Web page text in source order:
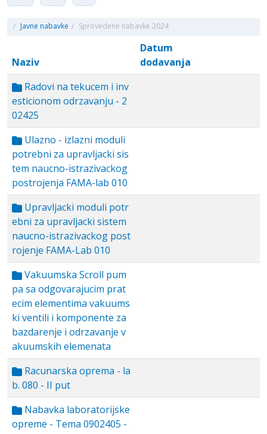
/ Javne nabavke / Sprovedene nabavke 2024
Naziv
Datum
dodavanja
Radovi na tekucem i inv
esticionom odrzavanju - 2
02425
Ulazno - izlazni moduli
potrebni za upravljacki sis
tem naucno-istrazivackog
postrojenja FAMA-lab 010
Upravljacki moduli potr
ebni za upravljacki sistem
naucno-istrazivackog post
rojenje FAMA-Lab 010
Vakuumska Scroll pum
pa sa odgovarajucim prat
ecim elementima vakuums
ki ventili i komponente za
bazdarenje i odrzavanje v
akuumskih elemenata
Racunarska oprema - la
b. 080 - II put
Nabavka laboratorijske
opreme - Tema 0902405 -